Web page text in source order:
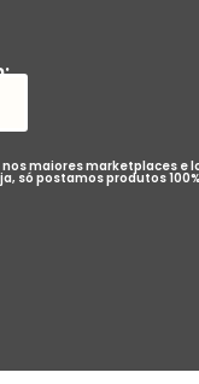
maiores marketplaces e
só postamos produtos 100%